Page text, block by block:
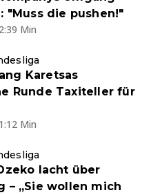
"Muss die pushen!"
Min
Karetsas
Runde Taxiteller für
Min
lacht über
– „Sie wollen mich